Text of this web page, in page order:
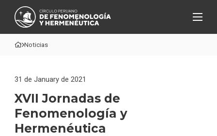
Noticias
31 de January de 2021
XVII Jornadas de
Fenomenología y
Hermenéutica